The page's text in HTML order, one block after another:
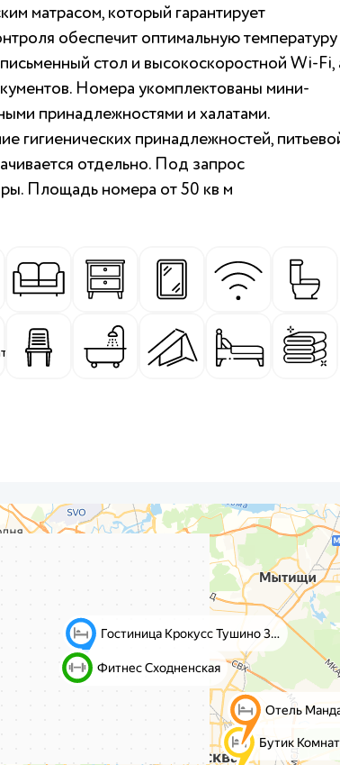
матрасом, который гарантирует
обеспечит оптимальную температуру
стол и высокоскоростной Wi-Fi,
Номера укомплектованы мини-
принадлежностями и халатами.
гигиенических принадлежностей,
отдельно. Под запрос
Площадь номера от 50 кв м